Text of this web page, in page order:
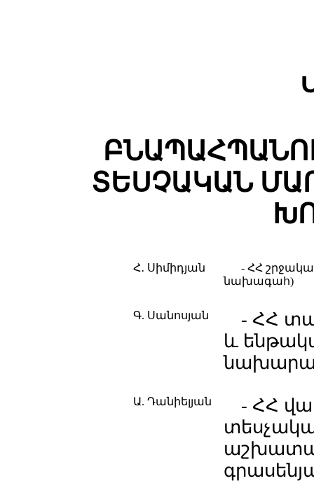
ՏԵՍՉԱԿԱՆ
Հ․ Սիմիդյան
- ՀՀ
նախագահ)
Գ. Սանոսյան
- ՀՀ
և
Ա. Դանիելյան
- ՀՀ